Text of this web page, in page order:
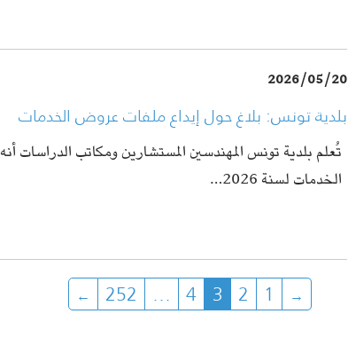
2026/05/20
بلدية تونس: بلاغ حول إيداع ملفات عروض الخدمات
تُعلم بلدية تونس المهندسين المستشارين ومكاتب الدراسات
الخدمات لسنة 2026…
1
2
3
4
…
252